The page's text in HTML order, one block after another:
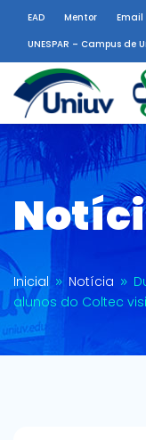
EAD Mentor Email
UNESPAR – Campus de
Inicial 9 Notícia 9
alunos do Coltec